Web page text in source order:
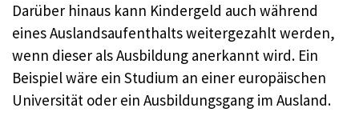
Darüber hinaus kann Kindergeld auch während
eines Auslandsaufenthalts weitergezahlt werden,
wenn dieser als Ausbildung anerkannt wird. Ein
Beispiel wäre ein Studium an einer europäischen
Universität oder ein Ausbildungsgang im Ausland.